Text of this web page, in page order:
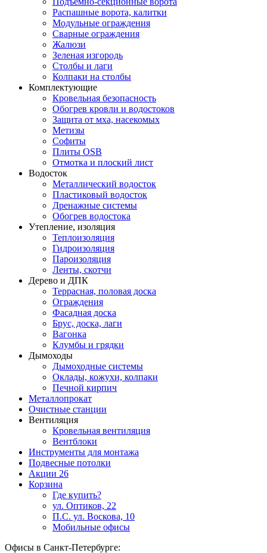
Распашные ворота, калитки
Модульные ограждения
Сварные ограждения
Жалюзи
Зеленая изгородь
Столбы и лаги
Колпаки на столбы
Комплектующие
Кровельная безопасность
Обогрев кровли и водостоков
Защита от мха, насекомых
Метизы
Софиты
Плиты OSB
Отмотка и плоский лист
Водосток
Металлический водосток
Пластиковый водосток
Дренажные системы
Обогрев водостока
Утепление, изоляция
Теплоизоляция
Гидроизоляция
Пароизоляция
Ленты, скотчи
Дерево и ДПК
Террасная, половая доска
Ограждения
Фасадная доска
Брус, доска, лаги
Вагонка
Клумбы и грядки
Дымоходы
Дымоходные системы
Оклады, кожухи, колпаки
Печной кирпич
Металлопрокат
Очистные станции
Вентиляция
Кровельная вентиляция
Вентблоки
Инструменты для монтажа
Подвесные потолки
Акции 26
Корзина
Где купить?
ул. Оптиков, 22
П.С. ул. Воскова, 10
Мобильные офисы
Офисы в Санкт-Петербурге: